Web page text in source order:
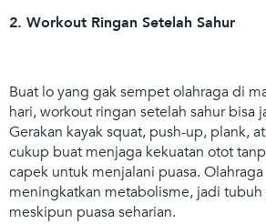
2. Workout Ringan Setelah Sahur
Buat lo yang gak sempet olahraga di
hari,workout ringan setelah sahur bisa
Gerakan kayak squat, push-up, plank,
cukup buat menjaga kekuatan otot
capek untuk menjalani puasa.
meningkatkan metabolisme, jadi
meskipun puasa seharian.